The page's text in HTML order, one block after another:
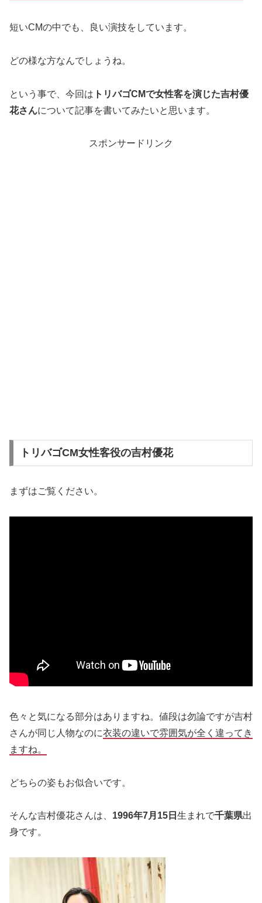
短いCMの中でも、良い演技をしています。
どの様な方なんでしょうね。
という事で、今回は トリバゴCMで女性客を演じた吉村優
花さんについて記事を書いてみたいと思います。
スポンサードリンク
トリバゴCM女性客役の吉村優花
まずはご覧ください。
色々と気になる部分はありますね。値段は勿論ですが吉村
さんが同じ人物なのに衣装の違いで雰囲気が全く違ってき
ますね。
どちらの姿もお似合いです。
そんな吉村優花さんは、 1996年7月15日 生まれで千葉県出
身です。